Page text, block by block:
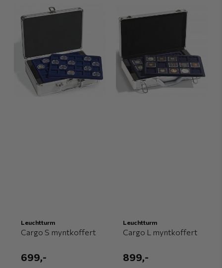
Leuchtturm
Cargo S myntkoffert
699,-
Leuchtturm
Cargo L myntkoffert
899,-